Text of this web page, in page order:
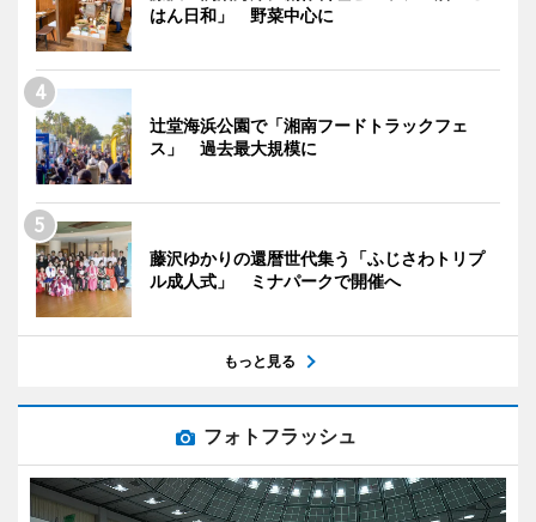
はん日和」 野菜中心に
辻堂海浜公園で「湘南フードトラックフェ
ス」 過去最大規模に
藤沢ゆかりの還暦世代集う「ふじさわトリプ
ル成人式」 ミナパークで開催へ
もっと見る
フォトフラッシュ